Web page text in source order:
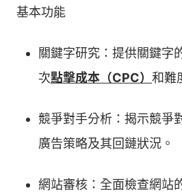
基本功能
關鍵字研究：提供關鍵字
次點擊成本（CPC） 和難
競爭對手分析：揭示競爭
廣告策略及其回鏈狀況。
網站審核：全面檢查網站